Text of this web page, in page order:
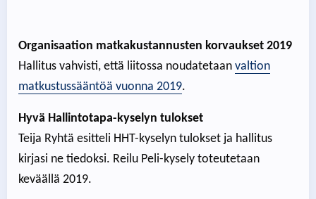
Organisaation matkakustannusten korvaukset 2019
Hallitus vahvisti, että liitossa noudatetaan valtion
matkustussääntöä vuonna 2019.
Hyvä Hallintotapa-kyselyn tulokset
Teija Ryhtä esitteli HHT-kyselyn tulokset ja hallitus
kirjasi ne tiedoksi. Reilu Peli-kysely toteutetaan
keväällä 2019.